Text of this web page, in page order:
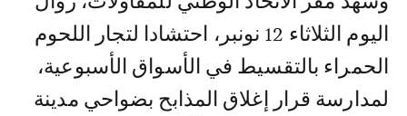
اليوم الثلاثاء 12 نونبر، احتشادا لتجار اللحوم
الحمراء بالتقسيط في الأسواق الأسبوعية،
لمدارسة قرار إغلاق المذابح بضواحي مدينة